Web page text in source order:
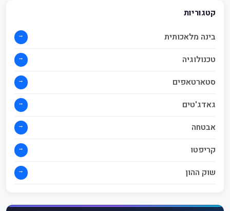
קטגוריות
בינה מלאכותית
→
טכנולוגיה →
סטארטאפים →
גאדג'טים →
אבטחה →
קריפטו →
שוק ההון →